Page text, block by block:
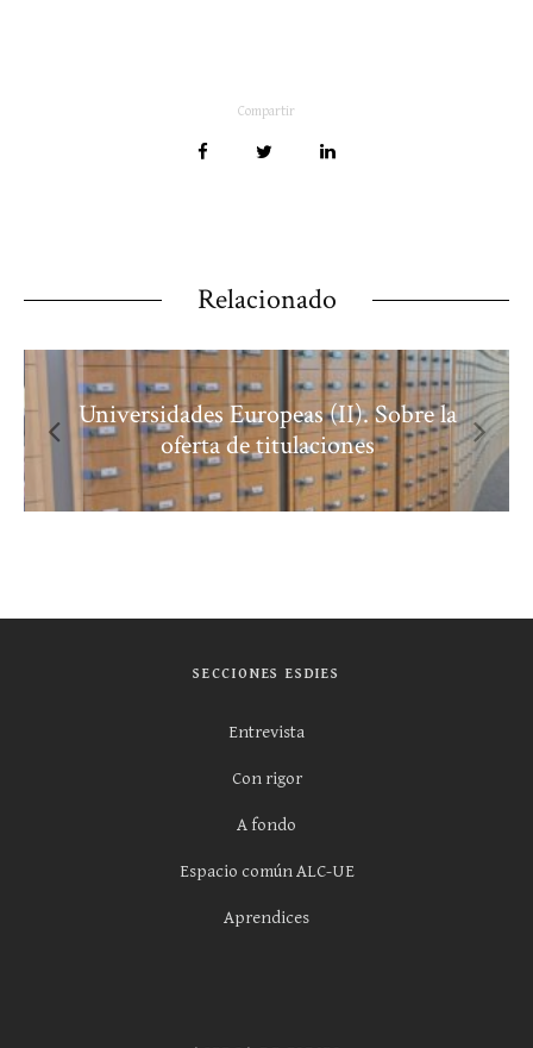
Compartir
Relacionado
Universidades Europeas (II). Sobre la
oferta de titulaciones
SECCIONES ESDIES
Entrevista
Con rigor
A fondo
Espacio común ALC-UE
Aprendices